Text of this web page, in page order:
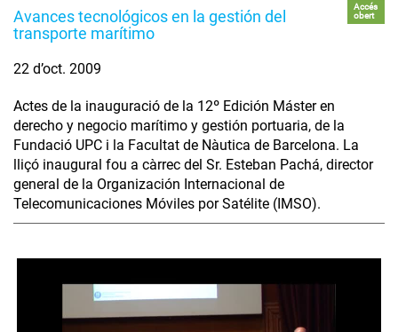
Avances tecnológicos en la gestión del
transporte marítimo
Accés
obert
22 d’oct. 2009
Actes de la inauguració de la 12º Edición Máster en
derecho y negocio marítimo y gestión portuaria, de la
Fundació UPC i la Facultat de Nàutica de Barcelona. La
lliçó inaugural fou a càrrec del Sr. Esteban Pachá, director
general de la Organización Internacional de
Telecomunicaciones Móviles por Satélite (IMSO).